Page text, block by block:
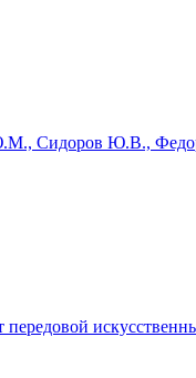
Ю.М., Сидоров Ю.В.,